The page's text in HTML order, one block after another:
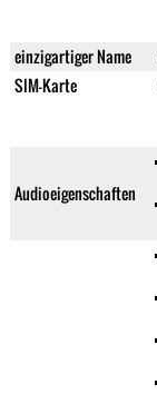
einzigartiger Name
SIM-Karte
Audioeigenschaften